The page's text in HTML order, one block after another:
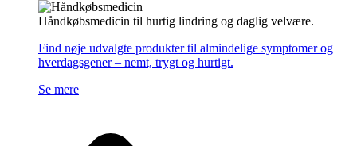
Håndkøbsmedicin til hurtig lindring og daglig velvære.
Find nøje udvalgte produkter til almindelige symptomer og
hverdagsgener – nemt, trygt og hurtigt.
Se mere